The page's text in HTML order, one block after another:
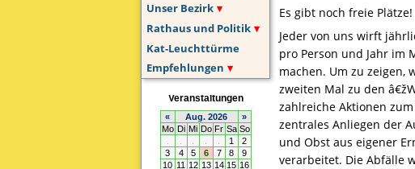
Unser Bezirk
Rathaus und Politik
Kat-Leuchttürme
Empfehlungen
Es gibt noch freie Plätze!
Jeder von uns wirft
pro Person und Jahr im
machen. Um zu zeigen,
zweiten Mal zu den
zahlreiche Aktionen
zentrales Anliegen der
und Obst aus eigener
verarbeitet. Die Abfälle